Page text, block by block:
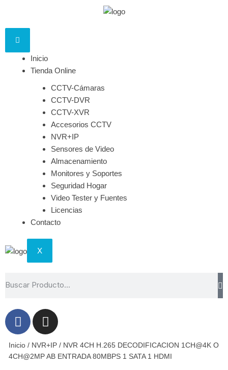
Inicio
Tienda Online
CCTV-Cámaras
CCTV-DVR
CCTV-XVR
Accesorios CCTV
NVR+IP
Sensores de Video
Almacenamiento
Monitores y Soportes
Seguridad Hogar
Video Tester y Fuentes
Licencias
Contacto
X
Inicio / NVR+IP / NVR 4CH H.265 DECODIFICACION 1CH@4K O
4CH@2MP AB ENTRADA 80MBPS 1 SATA 1 HDMI